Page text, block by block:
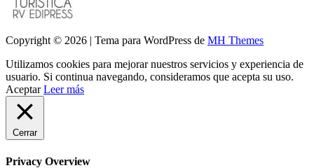
Copyright © 2026 | Tema para WordPress de MH Themes
Utilizamos cookies para mejorar nuestros servicios y experiencia de
usuario. Si continua navegando, consideramos que acepta su uso.
Aceptar Leer más
Cerrar
Privacy Overview